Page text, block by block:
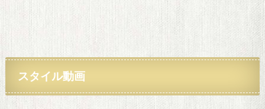
スタイル動画